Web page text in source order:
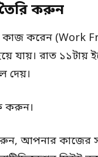
তৈরি করুন
কাজ করেন (Work
যায়। রাত ১১টায়
দেয়।
করুন।
আপনার কাজের